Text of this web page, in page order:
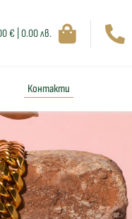
€ | 0.00 лв.
Контакти